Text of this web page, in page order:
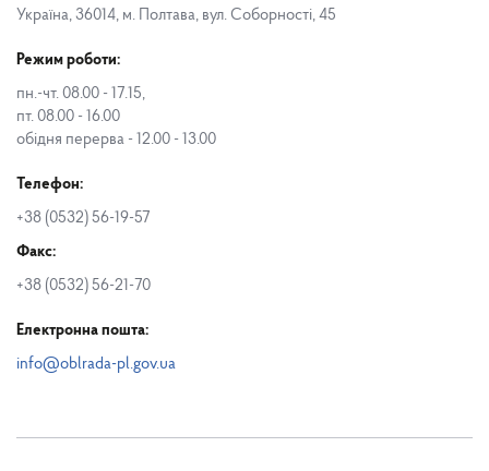
Україна, 36014, м. Полтава, вул. Соборності, 45
Режим роботи:
пн.-чт. 08.00 - 17.15,
пт. 08.00 - 16.00
обідня перерва - 12.00 - 13.00
Телефон:
+38 (0532) 56-19-57
Факс:
+38 (0532) 56-21-70
Електронна пошта:
info@oblrada-pl.gov.ua